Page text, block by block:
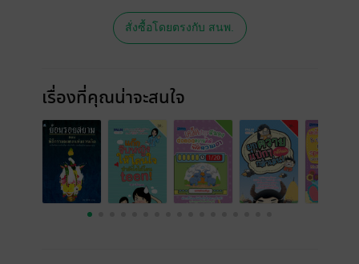
สั่งซื้อโดยตรงกับ สนพ.
เรื่องที่คุณน่าจะสนใจ